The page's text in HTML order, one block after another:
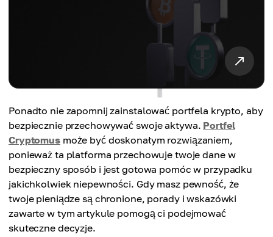
Ponadto nie zapomnij zainstalować portfela krypto, aby
bezpiecznie przechowywać swoje aktywa. Portfel
Cryptomusmoże być doskonałym rozwiązaniem,
ponieważ ta platforma przechowuje twoje dane w
bezpieczny sposób i jest gotowa pomóc w przypadku
jakichkolwiek niepewności. Gdy masz pewność, że
twoje pieniądze są chronione, porady i wskazówki
zawarte w tym artykule pomogą ci podejmować
skuteczne decyzje.